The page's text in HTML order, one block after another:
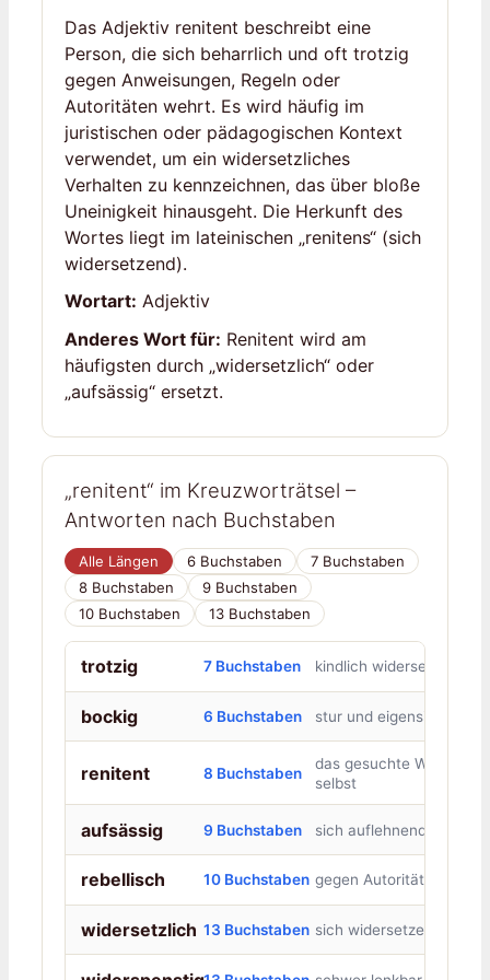
Das Adjektiv renitent beschreibt eine
Person, die sich beharrlich und oft trotzig
gegen Anweisungen, Regeln oder
Autoritäten wehrt. Es wird häufig im
juristischen oder pädagogischen Kontext
verwendet, um ein widersetzliches
Verhalten zu kennzeichnen, das über bloße
Uneinigkeit hinausgeht. Die Herkunft des
Wortes liegt im lateinischen „renitens“ (sich
widersetzend).
Wortart: Adjektiv
Anderes Wort für: Renitent wird am
häufigsten durch „widersetzlich“ oder
„aufsässig“ ersetzt.
„renitent“ im Kreuzworträtsel –
Antworten nach Buchstaben
Alle Längen 6 Buchstaben
7 Buchstaben
8 Buchstaben
9 Buchstaben
10 Buchstaben
13 Buchstaben
trotzig 7 Buchstaben kindlich widersetzlich
bockig 6 Buchstaben stur und eigensinnig
renitent 8 Buchstaben
das gesuchte Wort
selbst
aufsässig 9 Buchstaben sich auflehnend
rebellisch 10 Buchstaben gegen Autoritäten
widersetzlich 13 Buchstaben sich widersetzend